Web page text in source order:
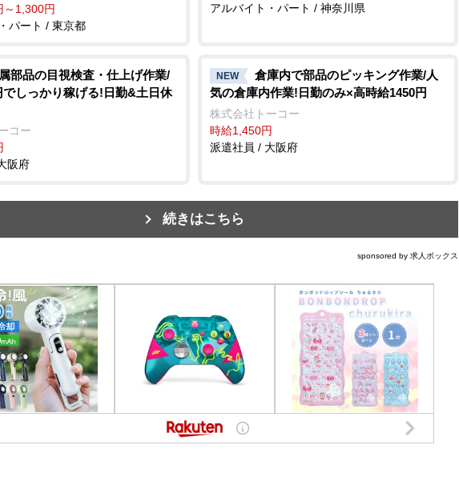
～1,300円
パート / 東京都
アルバイト・パート / 神奈川県
部品の目視検査・仕上げ作業/
でしっかり稼げる!日勤&土日休
コー
阪府
NEW
倉庫内で部品のピッキング作業/人
気の倉庫内作業!日勤のみ×高時給1450円
株式会社トーコー
時給1,450円
派遣社員 / 大阪府
続きはこちら
sponsored by 求人ボックス